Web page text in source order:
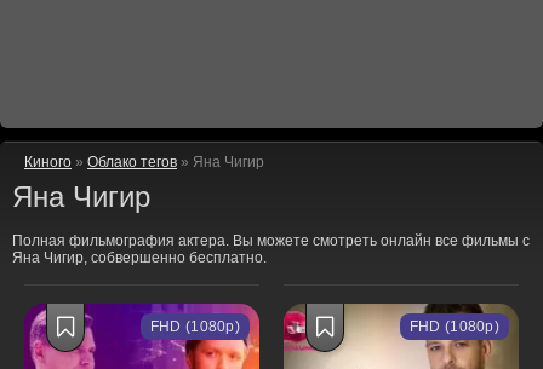
Киного » Облако тегов » Яна Чигир
Яна Чигир
Полная фильмография актера. Вы можете смотреть онлайн все фильмы с
Яна Чигир, собвершенно бесплатно.
FHD (1080p) FHD (1080p)